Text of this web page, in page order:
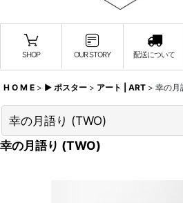
SHOP OUR STORY 配送について
H O M E > ▶︎ ポスター > アート | ART > 幸の月
幸の月語り (TWO)
幸の月語り (TWO)